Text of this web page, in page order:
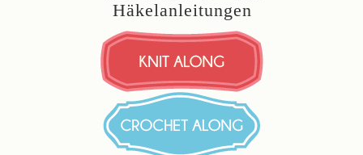
Häkelanleitungen